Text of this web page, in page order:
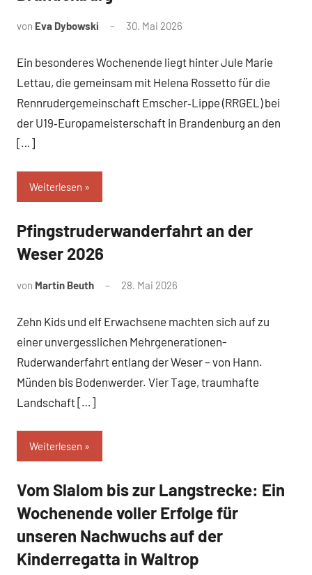
von Eva Dybowski 30. Mai 2026
Ein besonderes Wochenende liegt hinter Jule Marie
Lettau, die gemeinsam mit Helena Rossetto für die
Rennrudergemeinschaft Emscher‑Lippe (RRGEL) bei
der U19‑Europameisterschaft in Brandenburg an den
[…]
Weiterlesen
News
Pfingstruderwanderfahrt an der
Weser 2026
von Martin Beuth 28. Mai 2026
Zehn Kids und elf Erwachsene machten sich auf zu
einer unvergesslichen Mehrgenerationen-
Ruderwanderfahrt entlang der Weser – von Hann.
Münden bis Bodenwerder. Vier Tage, traumhafte
Landschaft […]
Weiterlesen
News
Vom Slalom bis zur Langstrecke: Ein
Wochenende voller Erfolge für
unseren Nachwuchs auf der
Kinderregatta in Waltrop